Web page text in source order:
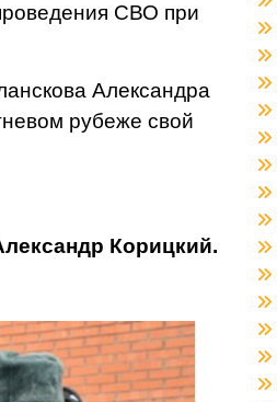
СВО при
Александра
рубеже свой
Корицкий.